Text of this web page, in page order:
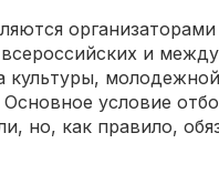
и
культуры,
условие
но, как правило,